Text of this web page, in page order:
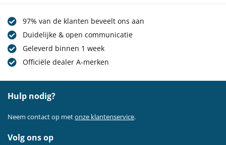
97% van de klanten beveelt ons aan
Duidelijke & open communicatie
Geleverd binnen 1 week
Officiële dealer A-merken
Hulp nodig?
Neem contact op metonze klantenservice.
Volg ons op